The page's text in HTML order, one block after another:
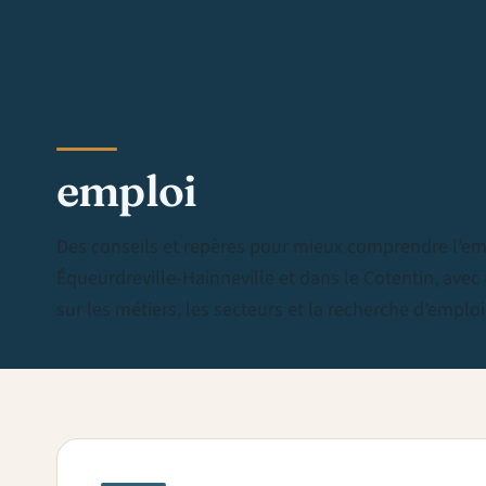
emploi
Des conseils et repères pour mieux comprendre
Équeurdreville-Hainneville et dans le Cotentin,
sur les métiers, les secteurs et la recherche